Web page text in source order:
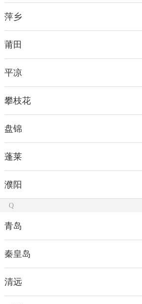
萍乡
莆田
平凉
攀枝花
盘锦
蓬莱
濮阳
Q
青岛
秦皇岛
清远